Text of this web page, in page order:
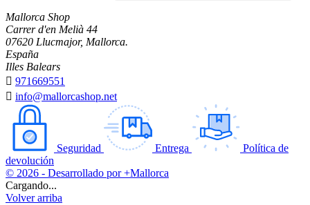
Mallorca Shop
Carrer d'en Melià 44
07620 Llucmajor, Mallorca.
España
Illes Balears
 971669551
 info@mallorcashop.net
Seguridad Entrega
Política de
devolución
© 2026 - Desarrollado por +Mallorca
Cargando...
Volver arriba